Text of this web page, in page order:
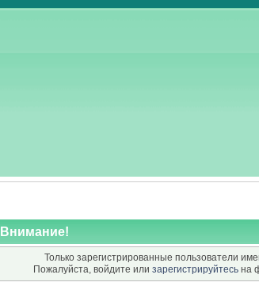
Внимание!
Только зарегистрированные пользователи
Пожалуйста, войдите или зарегистрируйтесьна